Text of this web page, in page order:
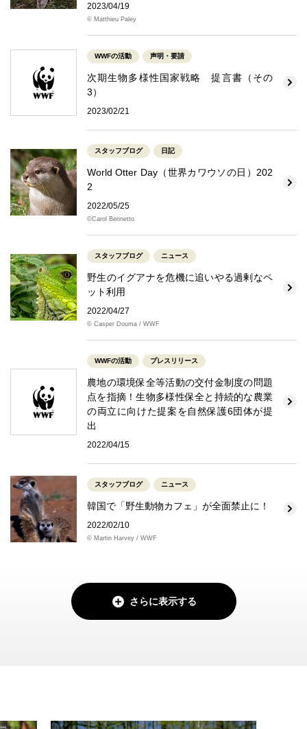
2023/04/19
© Matthieu Paley
WWFの活動 声明・要請
次期生物多様性国家戦略 提言書（その
3）
2023/02/21
スタッフブログ 日記
World Otter Day（世界カワウソの日）202
2
2022/05/25
©Carol Bennetto
スタッフブログ ニュース
野生のイグアナを危機に追いやる過剰なペ
ット利用
2022/04/27
© Casper Douma / WWF
WWFの活動 プレスリリース
農地の環境保全等活動の交付金制度の問題
点を指摘！生物多様性保全と持続的な農業
の両立に向けた提案を自然保護6団体が提
出
2022/04/15
スタッフブログ ニュース
韓国で「野生動物カフェ」が全面禁止に！
2022/02/10
© Martin Harvey / WWF
さらに表示する